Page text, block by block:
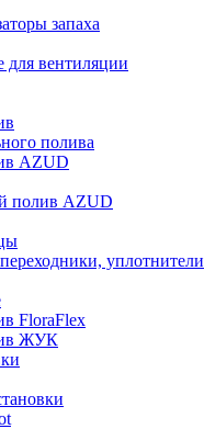
запаха
вентиляции
полива
AZUD
полив AZUD
уплотнители
FloraFlex
ЖУК